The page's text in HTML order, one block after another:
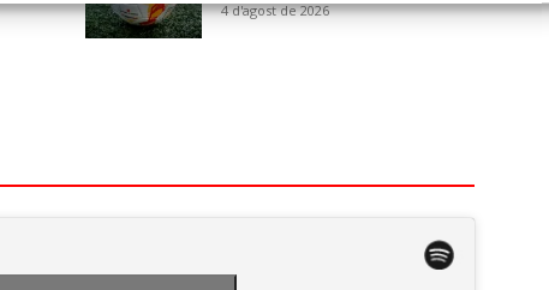
4 d'agost de 2026